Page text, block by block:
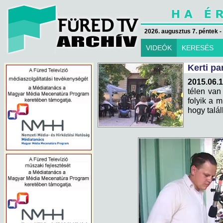
2026. augusztus 7. péntek
VIDEÓK KERESÉS
Kerti
télen
folyik a
hogy